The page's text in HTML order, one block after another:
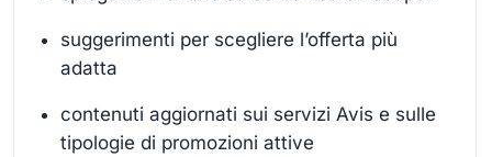
suggerimenti per scegliere l’offerta più
adatta
contenuti aggiornati sui servizi Avis e sulle
tipologie di promozioni attive